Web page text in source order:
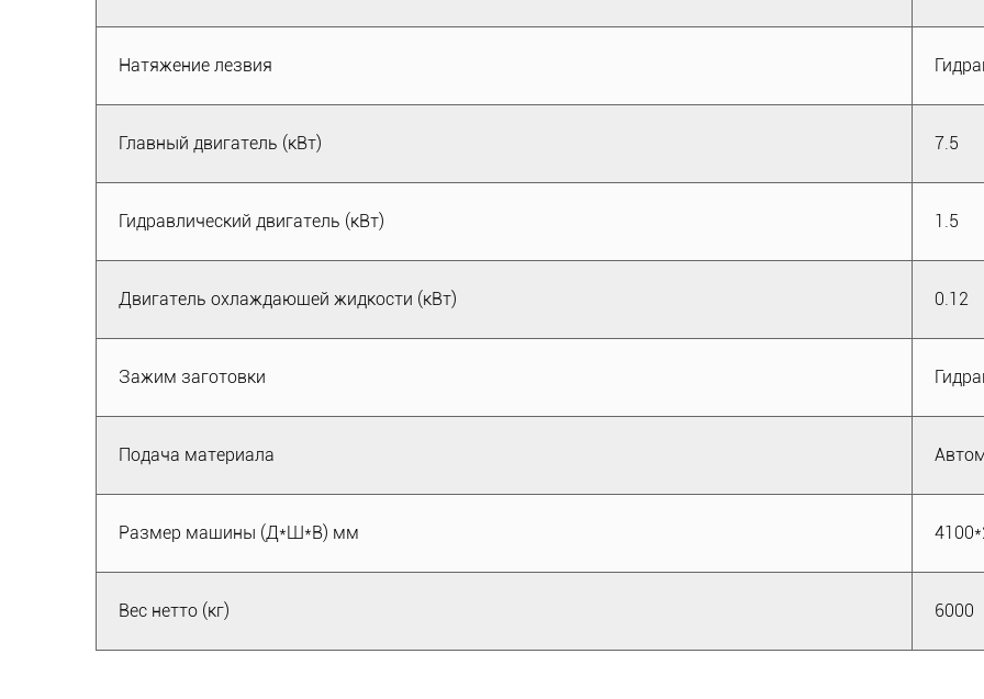
Натяжение лезвия
Главный двигатель (кВт) 7.5
Гидравлический двигатель (кВт) 1.5
Двигатель охлаждающей жидкости (кВт) 0.12
Зажим заготовки
Подача материала
Размер машины (Д*Ш*В) мм
Вес нетто (кг) 6000